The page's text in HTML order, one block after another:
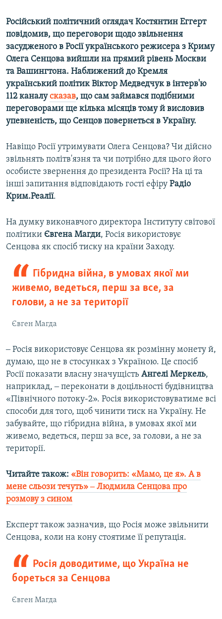
Усі сайти RFE/RL
Російський політичний оглядач Костянтин Еггерт
повідомив, що переговори щодо звільнення
засудженого в Росії українського режисера з Криму
Олега Сенцова вийшли на прямий рівень Москви
та Вашингтона. Наближений до Кремля
український політик Віктор Медведчук в інтерв'ю
112 каналусказав, що сам займався подібними
переговорами ще кілька місяців тому й висловив
упевненість, що Сенцов повернеться в Україну.
Навіщо Росії утримувати Олега Сенцова? Чи дійсно
звільнять політв'язня та чи потрібно для цього його
особисте звернення до президента Росії? На ці та
інші запитання відповідають гості ефіру Радіо
Крим.Реалії.
На думку виконавчого директора Інституту світової
політики Євгена Магди, Росія використовує
Сенцова як спосіб тиску на країни Заходу.
Гібридна війна, в умовах якої ми
живемо, ведеться, перш за все, за
голови, а не за території
Євген Магда
‒ Росія використовує Сенцова як розмінну монету й,
думаю, що не в стосунках з Україною. Це спосіб
Росії показати власну значущість Ангелі Меркель,
наприклад, ‒ переконати в доцільності будівництва
«Північного потоку-2». Росія використовуватиме всі
способи для того, щоб чинити тиск на Україну. Не
забувайте, що гібридна війна, в умовах якої ми
живемо, ведеться, перш за все, за голови, а не за
території.
Читайте також: «Він говорить: «Мамо, це я». А в
мене сльози течуть» ‒ Людмила Сенцова про
розмову з сином
Експерт також зазначив, що Росія може звільнити
Сенцова, коли на кону стоятиме її репутація.
Росія доводитиме, що Україна не
бореться за Сенцова
Євген Магда